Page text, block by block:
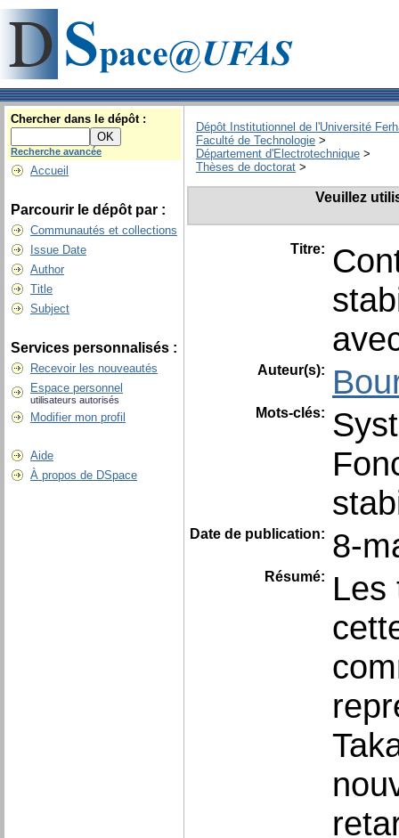
Chercher dans le dépôt :
Recherche avancée
Accueil
Parcourir le dépôt par :
Communautés et collections
Issue Date
Author
Title
Subject
Services personnalisés :
Recevoir les nouveautés
Espace personnel
utilisateurs autorisés
Modifier mon profil
Aide
À propos de DSpace
Dépôt Institutionnel de l'Université
Faculté de Technologie >
Département d'Electrotechnique >
Thèses de doctorat >
Veuillez
Titre:
Auteur(s):
Mots-clés:
Date de publication: 8-
Résumé:
Les